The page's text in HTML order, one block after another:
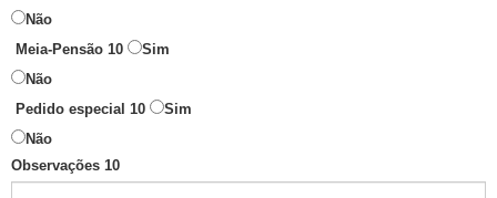
Não
Meia-Pensão 10
Sim
Não
Pedido especial 10
Sim
Não
Observações 10